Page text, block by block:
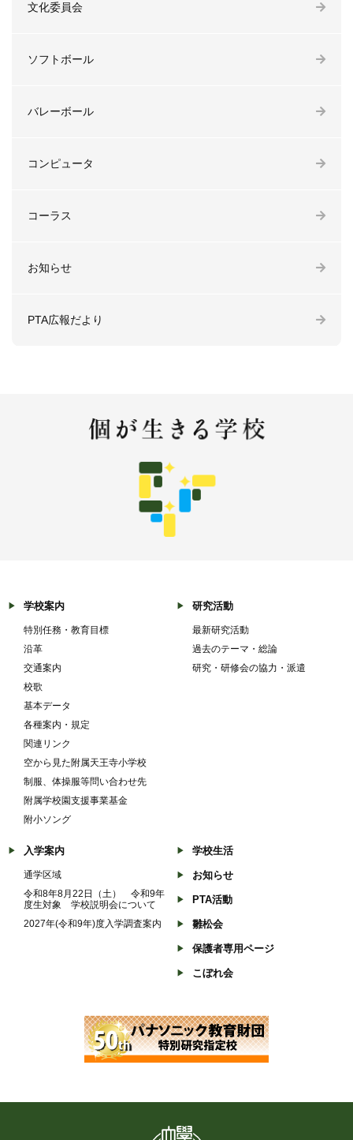
文化委員会
ソフトボール
バレーボール
コンピュータ
コーラス
お知らせ
PTA広報だより
学校案内
特別任務・教育目標
沿革
交通案内
校歌
基本データ
各種案内・規定
関連リンク
空から見た附属天王寺小学校
制服、体操服等問い合わせ先
附属学校園支援事業基金
附小ソング
研究活動
最新研究活動
過去のテーマ・総論
研究・研修会の協力・派遣
入学案内
通学区域
令和8年8月22日（土） 令和9年
度生対象 学校説明会について
2027年(令和9年)度入学調査案内
学校生活
お知らせ
PTA活動
雛松会
保護者専用ページ
こぼれ会